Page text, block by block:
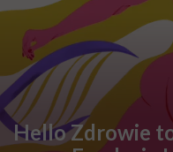
Hello Zdrowie